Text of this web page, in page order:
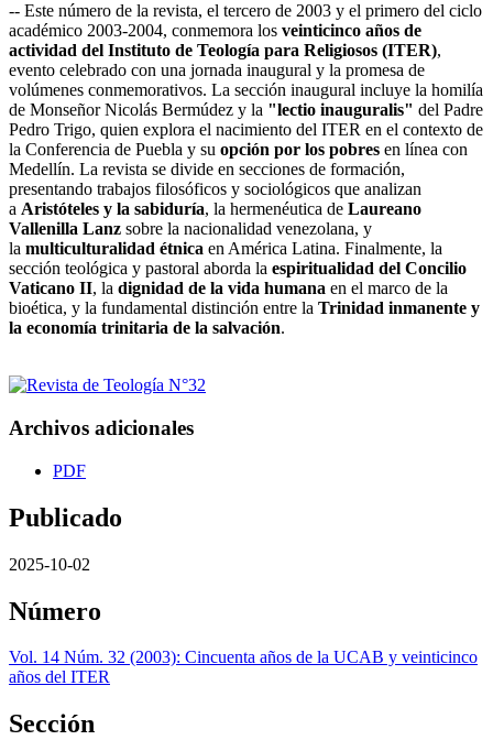
-- Este número de la revista, el tercero de 2003 y el primero del ciclo
académico 2003-2004, conmemora los veinticinco años de
actividad del Instituto de Teología para Religiosos (ITER),
evento celebrado con una jornada inaugural y la promesa de
volúmenes conmemorativos. La sección inaugural incluye la homilía
de Monseñor Nicolás Bermúdez y la "lectio inauguralis" del Padre
Pedro Trigo, quien explora el nacimiento del ITER en el contexto de
la Conferencia de Puebla y su opción por los pobres en línea con
Medellín. La revista se divide en secciones de formación,
presentando trabajos filosóficos y sociológicos que analizan
a Aristóteles y la sabiduría, la hermenéutica de Laureano
Vallenilla Lanz sobre la nacionalidad venezolana, y
la multiculturalidad étnica en América Latina. Finalmente, la
sección teológica y pastoral aborda la espiritualidad del Concilio
Vaticano II, la dignidad de la vida humana en el marco de la
bioética, y la fundamental distinción entre la Trinidad inmanente y
la economía trinitaria de la salvación.
Archivos adicionales
PDF
Publicado
2025-10-02
Número
Vol. 14 Núm. 32 (2003): Cincuenta años de la UCAB y veinticinco
años del ITER
Sección